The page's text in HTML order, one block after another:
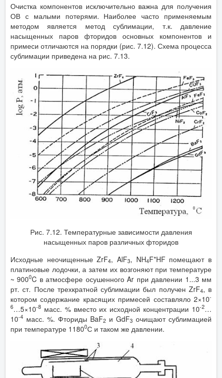
Очистка компонентов исключительно важна для получения
ОВ с малыми потерями. Наиболее часто применяемым
методом является метод сублимации, т.к. давление
насыщенных паров фторидов основных компонентов и
примеси отличаются на порядки (рис. 7.12). Схема процесса
сублимации приведена на рис. 7.13.
Рис. 7.12. Температурные зависимости давления
насыщенных паров различных фторидов
Исходные неочищенные ZrF4, AlF3, NH4F*HF помещают в
платиновые лодочки, а затем их возгоняют при температуре
~ 9000C в атмосфере осушенного Ar при давлении 1...3 мм
рт. ст. После трехкратной сублимации был получен ZrF4, в
котором содержание красящих примесей составляло 2×10-
6…5×10-8 масс. % вместо их исходной концентрации 10-2…
10-4 масс. %. Фториды BaF2 и GdF3 очищают сублимацией
при температуре 11800С и таком же давлении.